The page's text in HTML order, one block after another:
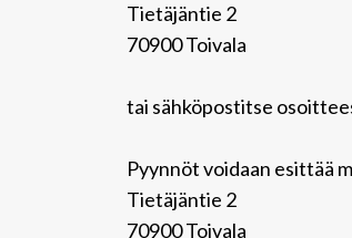
Tietäjäntie 2
70900 Toivala
tai sähköpostitse
Pyynnöt voidaan esittää
Tietäjäntie 2
70900 Toivala